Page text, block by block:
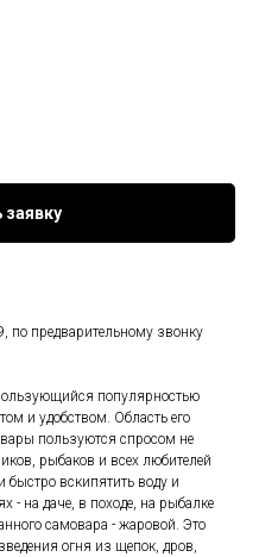
заявку
предварительному звонку
популярностью
и удобством. Область его
пользуются спросом не
рыбаков и всех любителей
быстро вскипятить воду и
- на даче, в походе, на рыбалке
самовара - жаровой. Это
огня из щепок, дров,